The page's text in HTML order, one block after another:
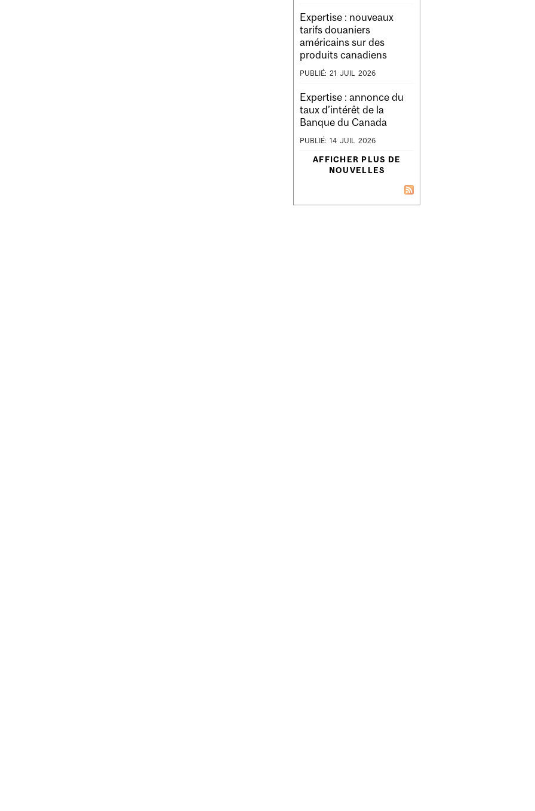
Expertise : nouveaux
tarifs douaniers
américains sur des
produits canadiens
PUBLIÉ: 21 JUIL 2026
Expertise : annonce du
taux d’intérêt de la
Banque du Canada
PUBLIÉ: 14 JUIL 2026
AFFICHER PLUS DE
NOUVELLES